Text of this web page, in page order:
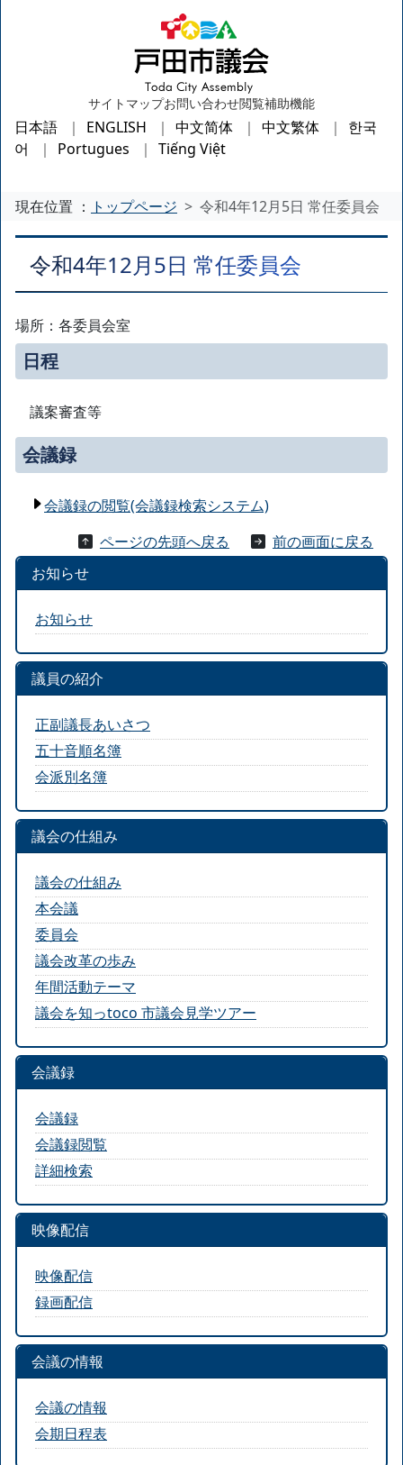
サイトマップお問い合わせ閲覧補助機能
日本語 ENGLISH 中文简体 中文繁体
한국
어
Portugues Tiếng Việt
現在位置 ： トップページ 令和4年12月5日 常任委員会
令和4年12月5日 常任委員会
場所：各委員会室
日程
議案審査等
会議録
会議録の閲覧(会議録検索システム)
ページの先頭へ戻る
前の画面に戻る
お知らせ
お知らせ
議員の紹介
正副議長あいさつ
五十音順名簿
会派別名簿
議会の仕組み
議会の仕組み
本会議
委員会
議会改革の歩み
年間活動テーマ
議会を知っtoco 市議会見学ツアー
会議録
会議録
会議録閲覧
詳細検索
映像配信
映像配信
録画配信
会議の情報
会議の情報
会期日程表